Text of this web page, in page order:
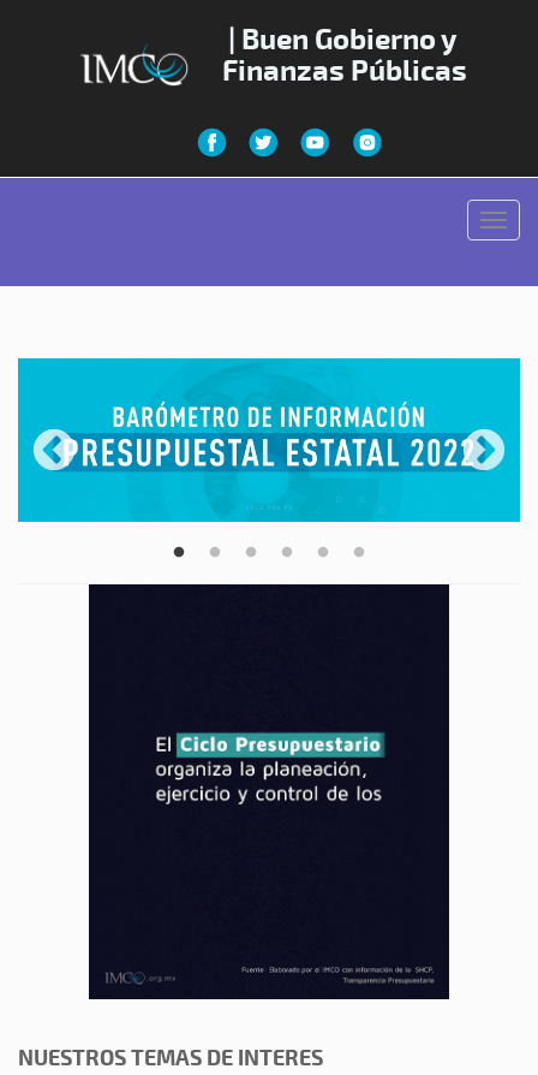
| Buen Gobierno y
Finanzas Públicas
NUESTROS TEMAS DE INTERES